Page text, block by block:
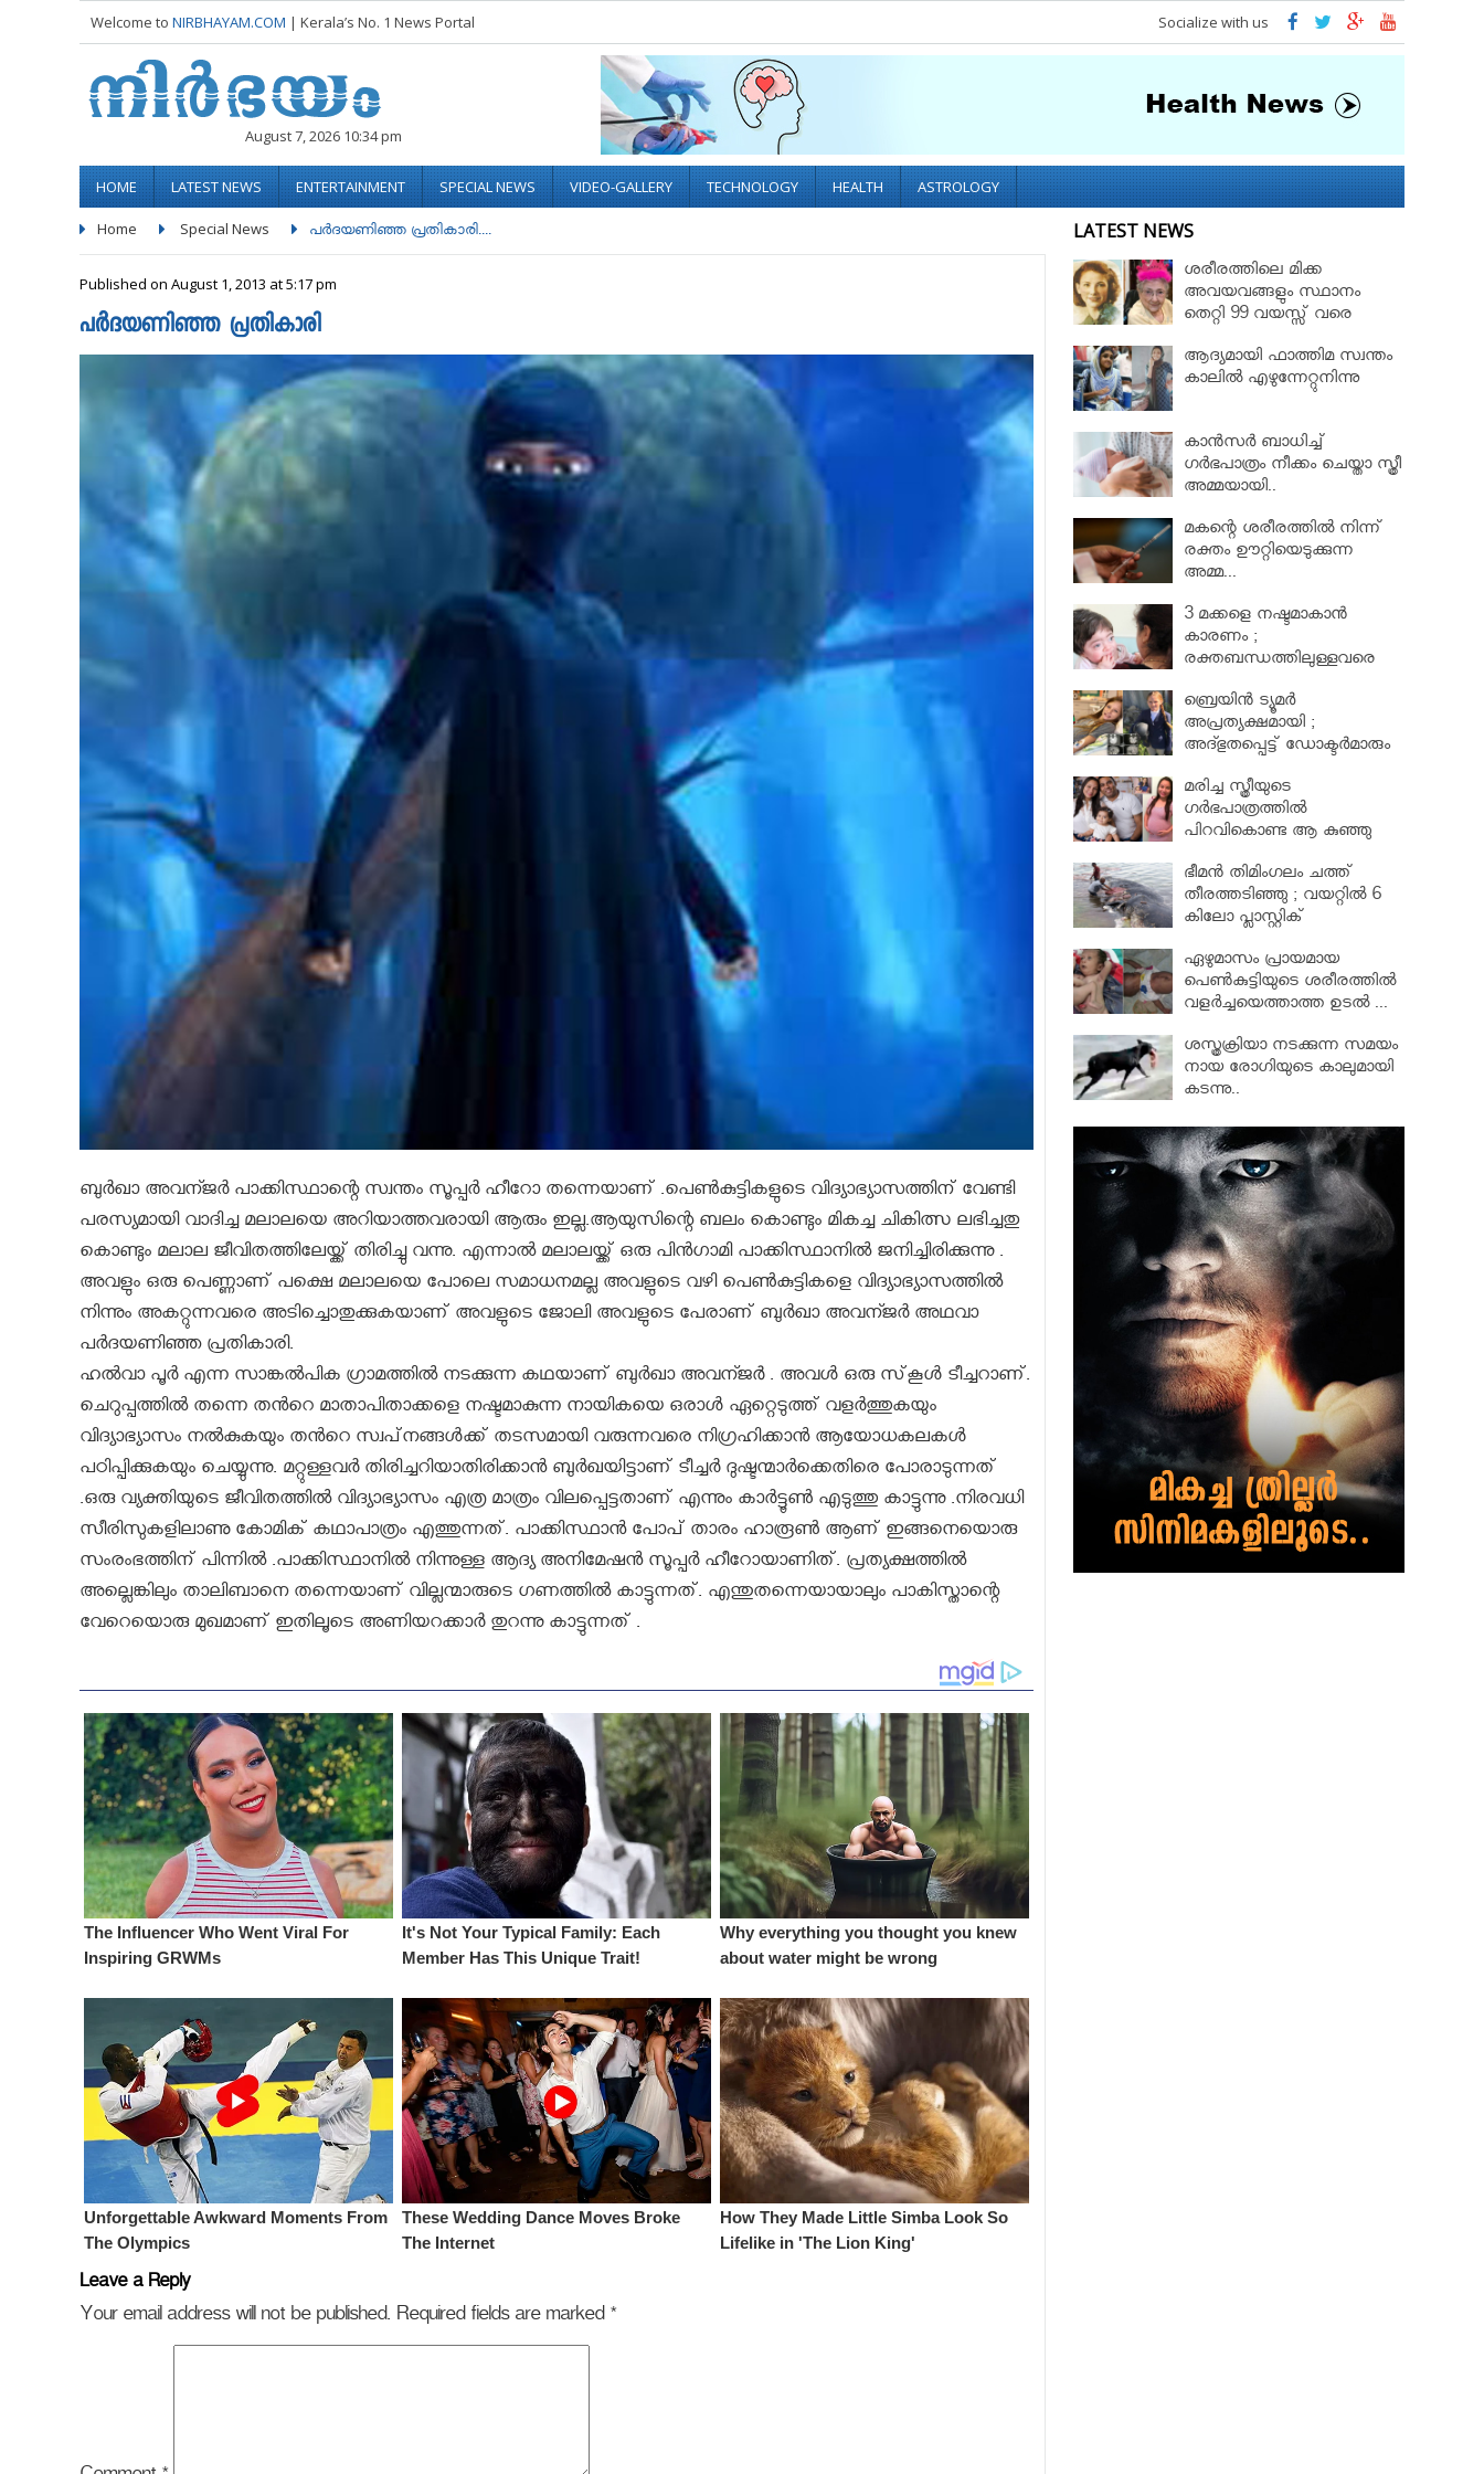
Welcome to NIRBHAYAM.COM | Kerala’s No. 1 News Portal Socialize with us
August 7, 2026 10:34 pm
HOME LATEST NEWS ENTERTAINMENT SPECIAL NEWS VIDEO-GALLERY TECHNOLOGY HEALTH ASTROLOGY
Home Special News പര്‍ദയണിഞ്ഞ പ്രതികാരി....
Published on August 1, 2013 at 5:17 pm
പര്‍ദയണിഞ്ഞ പ്രതികാരി
ബുര്‍ഖാ അവന്ജര്‍ പാക്കിസ്ഥാന്റെ സ്വന്തം സൂപ്പര്‍ ഹീറോ തന്നെയാണ് .പെണ്‍കുട്ടികളുടെ വിദ്യാഭ്യാസത്തിന് വേണ്ടി
പരസ്യമായി വാദിച്ച മലാലയെ അറിയാത്തവരായി ആരും ഇല്ല.ആയുസിന്റെ ബലം കൊണ്ടും മികച്ച ചികിത്സ ലഭിച്ചതു
കൊണ്ടും മലാല ജീവിതത്തിലേയ്ക്ക് തിരിച്ചു വന്നു. എന്നാല്‍ മലാലയ്ക്ക് ഒരു പിന്‍ഗാമി പാക്കിസ്ഥാനില്‍ ജനിച്ചിരിക്കുന്നു .
അവളും ഒരു പെണ്ണാണ്‌ പക്ഷെ മലാലയെ പോലെ സമാധനമല്ല അവളുടെ വഴി പെണ്‍കുട്ടികളെ വിദ്യാഭ്യാസത്തില്‍
നിന്നും അകറ്റുന്നവരെ അടിച്ചൊതുക്കുകയാണ് അവളുടെ ജോലി അവളുടെ പേരാണ് ബുര്‍ഖാ അവന്ജര്‍ അഥവാ
പര്‍ദയണിഞ്ഞ പ്രതികാരി.
ഹല്‍വാ പൂര്‍ എന്ന സാങ്കല്‍പിക ഗ്രാമത്തില്‍ നടക്കുന്ന കഥയാണ് ബുര്‍ഖാ അവന്ജർ . അവള്‍ ഒരു സ്‌കൂള്‍ ടീച്ചറാണ്.
ചെറുപ്പത്തില്‍ തന്നെ തന്‍റെ മാതാപിതാക്കളെ നഷ്ടമാകുന്ന നായികയെ ഒരാള്‍ ഏറ്റെടുത്ത് വളര്‍ത്തുകയും
വിദ്യാഭ്യാസം നല്‍കുകയും തന്‍റെ സ്വപ്‌നങ്ങള്‍ക്ക് തടസമായി വരുന്നവരെ നിഗ്രഹിക്കാന്‍ ആയോധകലകള്‍
പഠിപ്പിക്കുകയും ചെയ്യുന്നു. മറ്റുള്ളവര്‍ തിരിച്ചറിയാതിരിക്കാന്‍ ബുര്‍ഖയിട്ടാണ് ടീച്ചര്‍ ദുഷ്ടന്മാര്‍ക്കെതിരെ പോരാടുന്നത്
.ഒരു വ്യക്തിയുടെ ജീവിതത്തില്‍ വിദ്യാഭ്യാസം എത്ര മാത്രം വിലപ്പെട്ടതാണ്‌ എന്നും കാര്‍ട്ടൂണ്‍ എടുത്തു കാട്ടുന്നു .നിരവധി
സീരിസുകളിലാണു കോമിക് കഥാപാത്രം എത്തുന്നത്. പാക്കിസ്ഥാന്‍ പോപ് താരം ഹാരൂണ്‍ ആണ് ഇങ്ങനെയൊരു
സംരംഭത്തിന് പിന്നില്‍ .പാക്കിസ്ഥാനില്‍ നിന്നുള്ള ആദ്യ അനിമേഷന്‍ സൂപ്പര്‍ ഹീറോയാണിത്. പ്രത്യക്ഷത്തില്‍
അല്ലെങ്കിലും താലിബാനെ തന്നെയാണ് വില്ലന്മാരുടെ ഗണത്തില്‍ കാട്ടുന്നത്. എന്തുതന്നെയായാലും പാകിസ്താന്റെ
വേറെയൊരു മുഖമാണ് ഇതിലൂടെ അണിയറക്കാര്‍ തുറന്നു കാട്ടുന്നത് .
Leave a Reply
Your email address will not be published. Required fields are marked *
LATEST NEWS
ശരീരത്തിലെ മിക്ക
അവയവങ്ങളും സ്ഥാനം
തെറ്റി 99 വയസ്സ് വരെ
ആദ്യമായി ഫാത്തിമ സ്വന്തം
കാലില്‍ എഴുന്നേറ്റുനിന്നു
കാൻസർ ബാധിച്ച്
ഗർഭപാത്രം നീക്കം ചെയ്താ സ്ത്രീ
അമ്മയായി..
മകന്റെ ശരീരത്തില്‍ നിന്ന്
രക്തം ഊറ്റിയെടുക്കുന്ന
അമ്മ...
3 മക്കളെ നഷ്ടമാകാൻ
കാരണം ;
രക്തബന്ധത്തിലുള്ളവരെ
ബ്രെയിൻ ട്യൂമർ
അപ്രത്യക്ഷമായി ;
അദ്ഭുതപ്പെട്ട് ഡോക്ടർമാരും
മരിച്ച സ്ത്രീയുടെ
ഗര്‍ഭപാത്രത്തില്‍
പിറവികൊണ്ട ആ കുഞ്ഞു
ഭീമന്‍ തിമിംഗലം ചത്ത്
തീരത്തടിഞ്ഞു ; വയറ്റില്‍ 6
കിലോ പ്ലാസ്റ്റിക്
ഏഴുമാസം പ്രായമായ
പെണ്‍കുട്ടിയുടെ ശരീരത്തില്‍
വളര്‍ച്ചയെത്താത്ത ഉടല്‍ ...
ശസ്ത്രക്രിയാ നടക്കുന്ന സമയം
നായ രോഗിയുടെ കാലുമായി
കടന്നു..